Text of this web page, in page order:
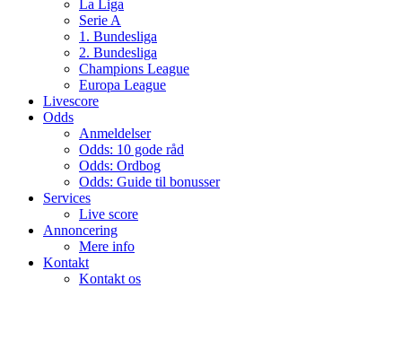
La Liga
Serie A
1. Bundesliga
2. Bundesliga
Champions League
Europa League
Livescore
Odds
Anmeldelser
Odds: 10 gode råd
Odds: Ordbog
Odds: Guide til bonusser
Services
Live score
Annoncering
Mere info
Kontakt
Kontakt os